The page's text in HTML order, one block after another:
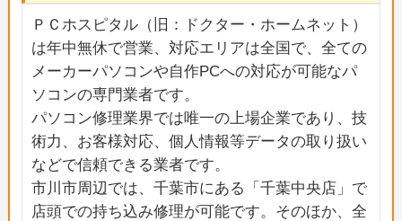
町/奉免町/北方町/堀之内/本行徳/本塩/真間/湊/湊
新田/南大野/南行徳/南八幡/宮久保/妙典/本北方/八
幡/若宮/
ＰＣホスピタル（旧：ドクター・ホームネット）
は年中無休で営業、対応エリアは全国で、全ての
メーカーパソコンや自作PCへの対応が可能なパ
ソコンの専門業者です。
パソコン修理業界では唯一の上場企業であり、技
術力、お客様対応、個人情報等データの取り扱い
などで信頼できる業者です。
市川市周辺では、千葉市にある「千葉中央店」で
店頭での持ち込み修理が可能です。そのほか、全